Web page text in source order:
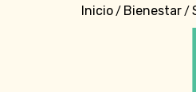
Inicio/ Bienestar/